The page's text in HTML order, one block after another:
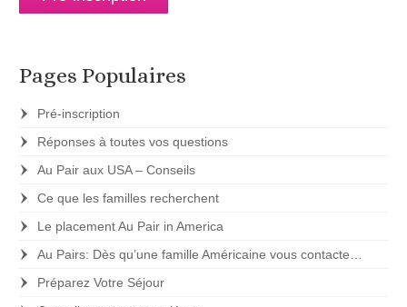
Pages Populaires
Pré-inscription
Réponses à toutes vos questions
Au Pair aux USA – Conseils
Ce que les familles recherchent
Le placement Au Pair in America
Au Pairs: Dès qu’une famille Américaine vous contacte…
Préparez Votre Séjour